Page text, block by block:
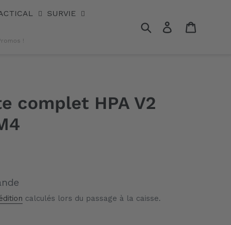
SURVIE
!
RechercherSe connecter
complet HPA V2
calculés lors du passage à la caisse.